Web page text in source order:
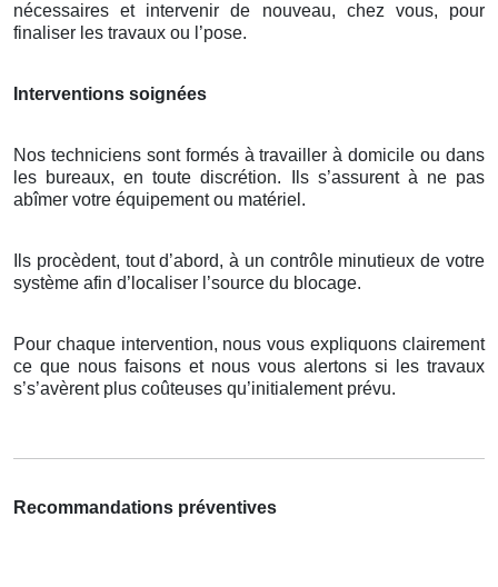
nécessaires et intervenir de nouveau, chez vous, pour
finaliser les travaux ou l’pose.
Interventions soignées
Nos techniciens sont formés à travailler à domicile ou dans
les bureaux, en toute discrétion. Ils s’assurent à ne pas
abîmer votre équipement ou matériel.
Ils procèdent, tout d’abord, à un contrôle minutieux de votre
système afin d’localiser l’source du blocage.
Pour chaque intervention, nous vous expliquons clairement
ce que nous faisons et nous vous alertons si les travaux
s’s’avèrent plus coûteuses qu’initialement prévu.
Recommandations préventives